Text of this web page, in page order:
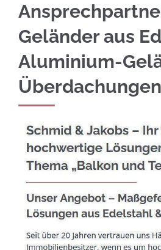
Geländer aus
Aluminium-
Überdachungen